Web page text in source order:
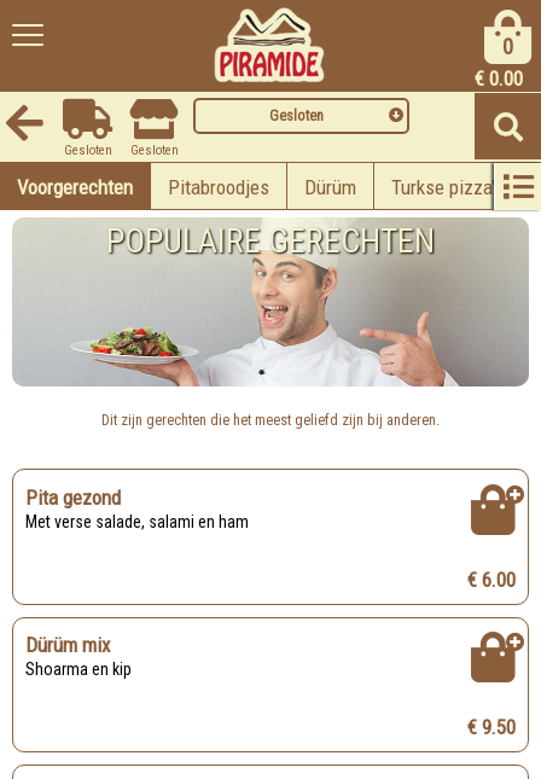
0
€ 0.00
Gesloten Gesloten
Gesloten
Voorgerechten Pitabroodjes Dürüm Turkse pizza's
POPULAIRE GERECHTEN
Dit zijn gerechten die het meest geliefd zijn bij anderen.
Pita gezond
Met verse salade, salami en ham
€ 6.00
Dürüm mix
Shoarma en kip
€ 9.50